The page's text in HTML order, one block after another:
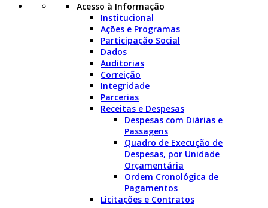
Acesso à Informação
Institucional
Ações e Programas
Participação Social
Dados
Auditorias
Correição
Integridade
Parcerias
Receitas e Despesas
Despesas com Diárias e
Passagens
Quadro de Execução de
Despesas, por Unidade
Orçamentária
Ordem Cronológica de
Pagamentos
Licitações e Contratos